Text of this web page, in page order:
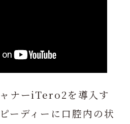
ナーiTero2を導入す
ーディーに口腔内の状